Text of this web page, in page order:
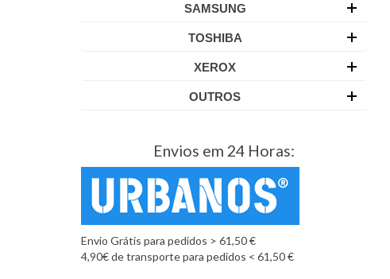
SAMSUNG
TOSHIBA
XEROX
OUTROS
Envios em 24 Horas:
Envio Grátis para pedidos > 61,50 €
4,90€ de transporte para pedidos < 61,50 €